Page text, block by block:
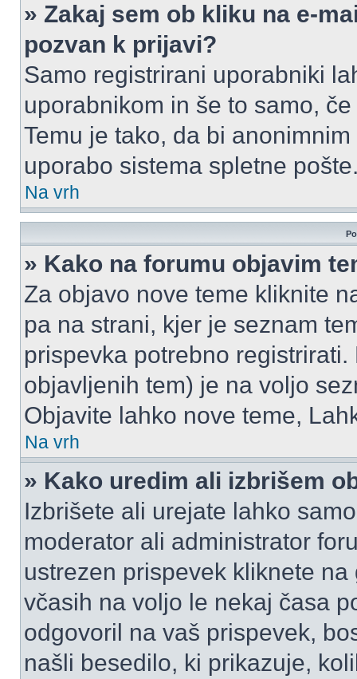
» Zakaj sem ob kliku na e-
pozvan k prijavi?
Samo registrirani uporabniki
uporabnikom in še to samo,
Temu je tako, da bi
uporabo sistema spletne
Na vrh
» Kako na forumu objavim
Za objavo nove teme kliknite
pa na strani, kjer je seznam
prispevka potrebno
objavljenih tem) je na voljo
Objavite lahko nove teme,
Na vrh
» Kako uredim ali izbrišem
Izbrišete ali urejate lahko
moderator ali administrator
ustrezen prispevek kliknete
včasih na voljo le nekaj časa
odgovoril na vaš prispevek,
našli besedilo, ki prikazuje,